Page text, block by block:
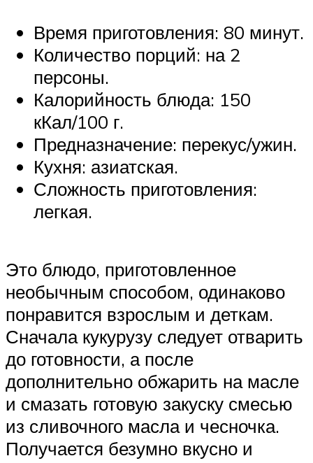
Время приготовления: 80 минут.
Количество порций: на 2
персоны.
Калорийность блюда: 150
кКал/100 г.
Предназначение: перекус/ужин.
Кухня: азиатская.
Сложность приготовления:
легкая.
Это блюдо, приготовленное
необычным способом, одинаково
понравится взрослым и деткам.
Сначала кукурузу следует отварить
до готовности, а после
дополнительно обжарить на масле
и смазать готовую закуску смесью
из сливочного масла и чесночка.
Получается безумно вкусно и